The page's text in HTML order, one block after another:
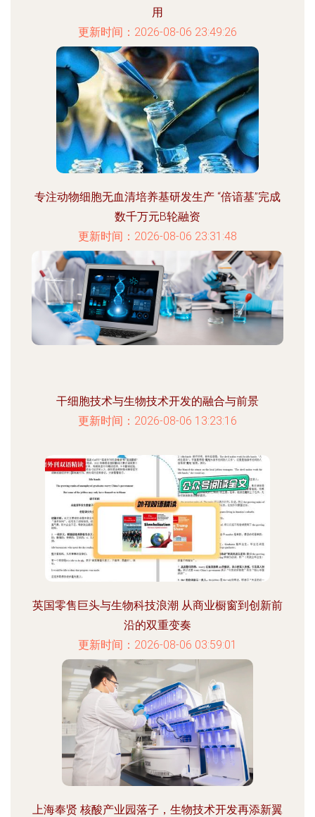
用
更新时间：2026-08-06 23:49:26
专注动物细胞无血清培养基研发生产 “倍谙基”完成
数千万元B轮融资
更新时间：2026-08-06 23:31:48
干细胞技术与生物技术开发的融合与前景
更新时间：2026-08-06 13:23:16
英国零售巨头与生物科技浪潮 从商业橱窗到创新前
沿的双重变奏
更新时间：2026-08-06 03:59:01
上海奉贤 核酸产业园落子，生物技术开发再添新翼